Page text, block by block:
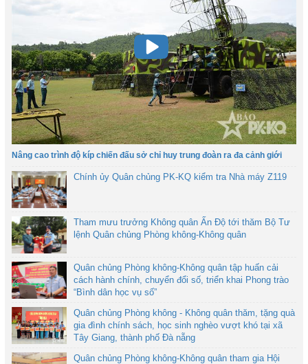
Nâng cao trình độ kíp chiến đấu sở chỉ huy trung đoàn ra đa cảnh giới
Chính ủy Quân chủng PK-KQ kiểm tra Nhà máy Z119
Tham mưu trưởng Không quân Ấn Độ tới thăm Bộ Tư
lệnh Quân chủng Phòng không-Không quân
Quân chủng Phòng không-Không quân tập huấn cải
cách hành chính, chuyển đổi số, triển khai Phong trào
“Bình dân học vụ số”
Quân chủng Phòng không - Không quân thăm, tặng quà
gia đình chính sách, học sinh nghèo vượt khó tại xã
Tây Giang, thành phố Đà nẵng
Quân chủng Phòng không-Không quân tham gia Hội